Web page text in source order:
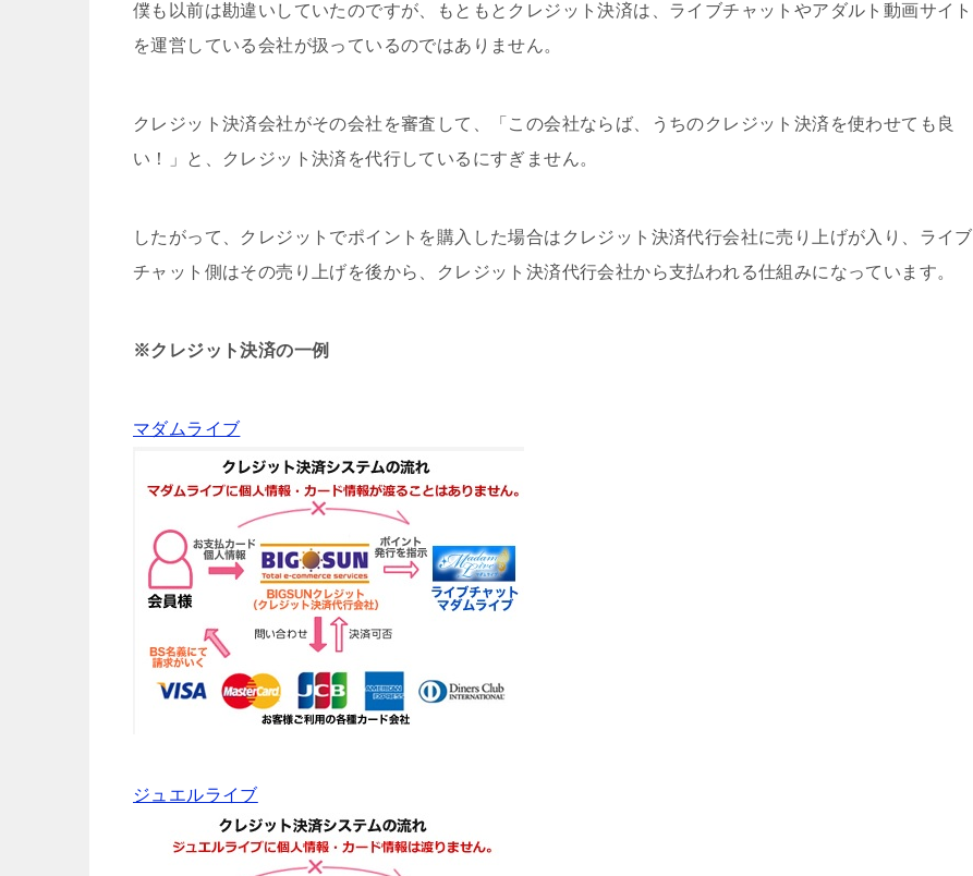
僕も以前は勘違いしていたのですが、もともとクレジット決済は、ライブチャットやアダルト動画サイト
を運営している会社が扱っているのではありません。
クレジット決済会社がその会社を審査して、「この会社ならば、うちのクレジット決済を使わせても良
い！」と、クレジット決済を代行しているにすぎません。
したがって、クレジットでポイントを購入した場合はクレジット決済代行会社に売り上げが入り、ライブ
チャット側はその売り上げを後から、クレジット決済代行会社から支払われる仕組みになっています。
※クレジット決済の一例
マダムライブ
ジュエルライブ